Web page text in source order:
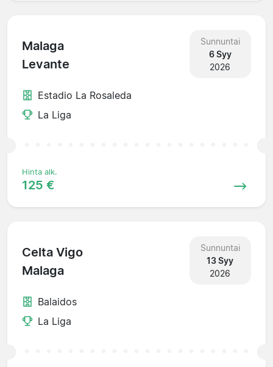
Malaga
Levante
Sunnuntai
6 Syy
2026
Estadio La Rosaleda
La Liga
Hinta alk.
125 €
Celta Vigo
Malaga
Sunnuntai
13 Syy
2026
Balaidos
La Liga